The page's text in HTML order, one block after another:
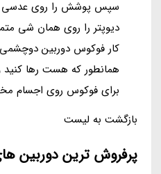
سپس پوشش را روی عدسی
دیوپتر را روی همان شی
کار فوکوس دوربین دوچشمی
همانطور که هست رها کنید
برای فوکوس روی اجسام
بازگشت به لیست
پرفروش ترین دوربین